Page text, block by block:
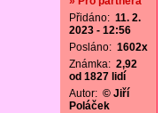
Přidáno: 11. 2.
2023 - 12:56
Posláno: 1602x
Známka: 2,92
od 1827 lidí
Autor: © Jiří
Poláček